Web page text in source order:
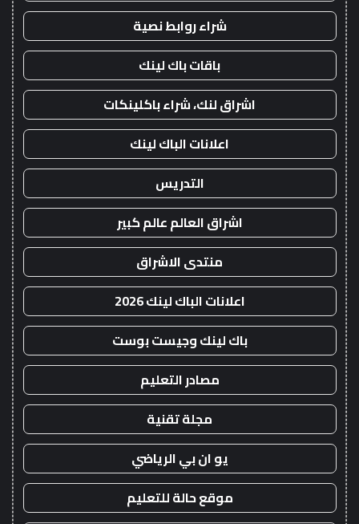
شراء روابط نصية
باقات باك لينك
اشراق لنك، شراء باكلينكات
اعلانات الباك لينك
التدريس
اشراق العالم عالم كبير
منتدى الاشراق
اعلانات الباك لينك 2026
باك لينك وجيست بوست
مصادر التعليم
مجلة تقنية
يو ان بي الرياضي
موقع حالة للتعليم